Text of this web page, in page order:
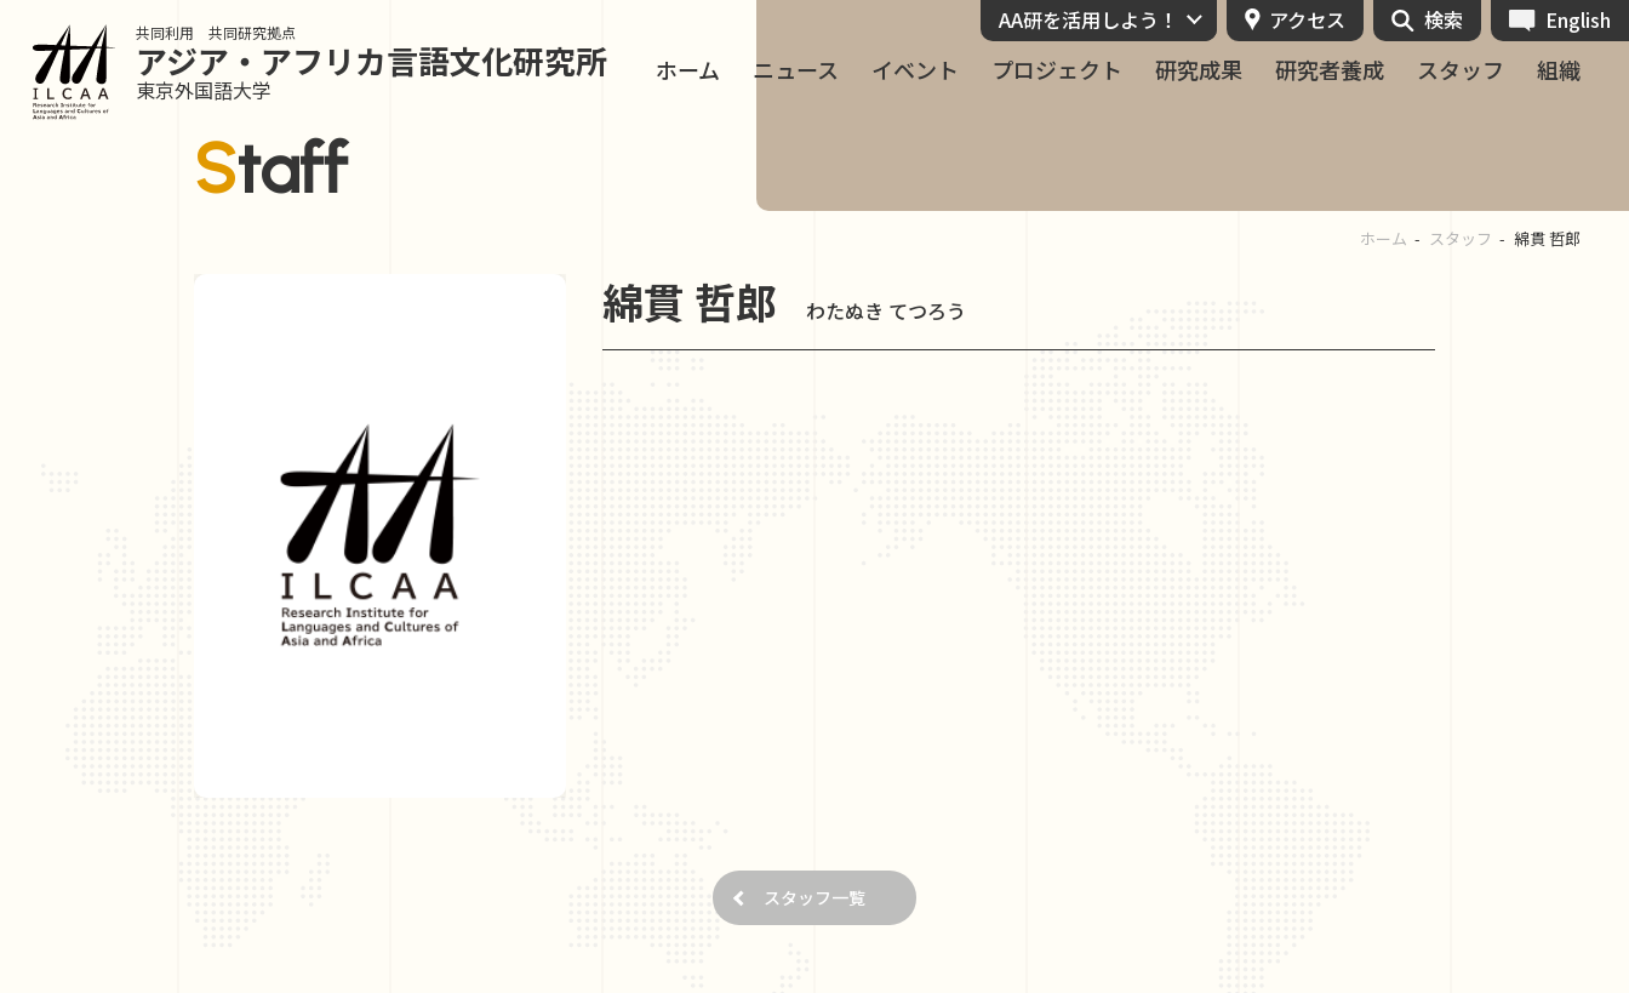
共同利用 共同研究拠点
アジア・アフリカ言語文化研究所
東京外国語大学
ホーム ニュース イベント プロジェクト 研究成果 研究者養成 スタッフ 組織
AA研を活用しよう！ アクセス 検索 English
Staff
ホーム スタッフ 綿貫 哲郎
綿貫 哲郎 わたぬき てつろう
スタッフ一覧